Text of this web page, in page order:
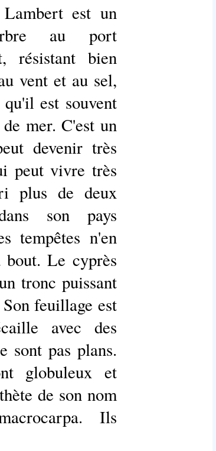
est un
au port
résistant bien
vent et au sel,
est souvent
mer. C'est un
devenir très
peut vivre très
plus de deux
son pays
tempêtes n'en
bout. Le cyprès
tronc puissant
feuillage est
avec des
sont pas plans.
globuleux et
de son nom
Ils